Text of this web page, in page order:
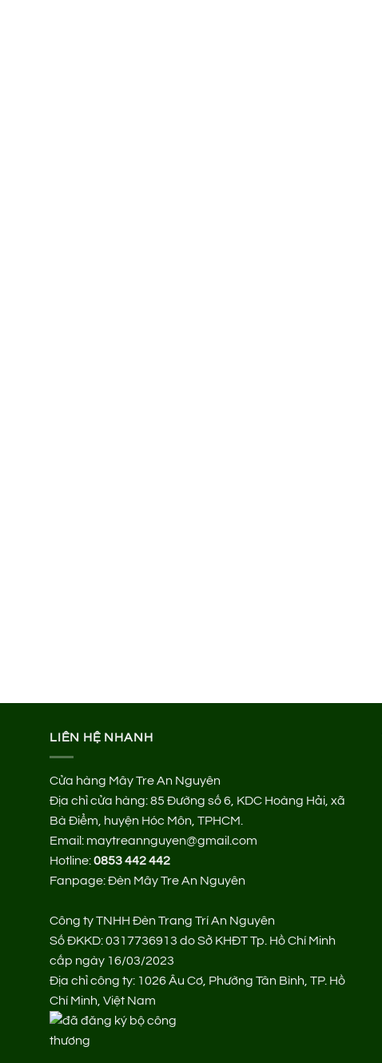
LIÊN HỆ NHANH
Cửa hàng Mây Tre An Nguyên
Địa chỉ cửa hàng:85 Đường số 6, KDC Hoàng Hải, xã
Bà Điểm, huyện Hóc Môn, TPHCM.
Email: maytreannguyen@gmail.com
Hotline:0853 442 442
Fanpage:Đèn Mây Tre An Nguyên
Công ty TNHH Đèn Trang Trí An Nguyên
Số ĐKKD: 0317736913 do Sở KHĐT Tp. Hồ Chí Minh
cấp ngày 16/03/2023
Địa chỉ công ty: 1026 Âu Cơ, Phường Tân Bình, TP. Hồ
Chí Minh, Việt Nam